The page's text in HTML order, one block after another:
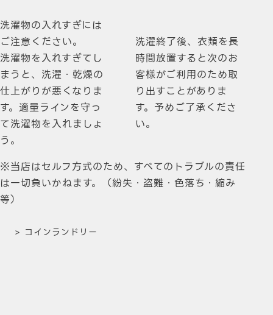
洗濯物の入れすぎには
ご注意ください。
洗濯物を入れすぎてし
まうと、洗濯・乾燥の
仕上がりが悪くなりま
す。適量ラインを守っ
て洗濯物を入れましょ
う。
洗濯終了後、衣類を長
時間放置すると次のお
客様がご利用のため取
り出すことがありま
す。予めご了承くださ
い。
※当店はセルフ方式のため、すべてのトラブルの責任
は一切負いかねます。（紛失・盗難・色落ち・縮み
等）
> コインランドリー